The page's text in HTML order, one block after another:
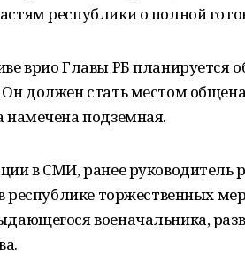
республики о полной
врио Главы РБ планируется
должен стать местом
намечена подземная.
в СМИ, ранее руководитель
республике торжественных
военачальника,